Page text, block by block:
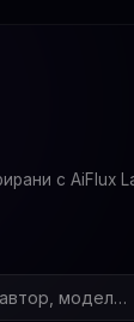
с AiFlux